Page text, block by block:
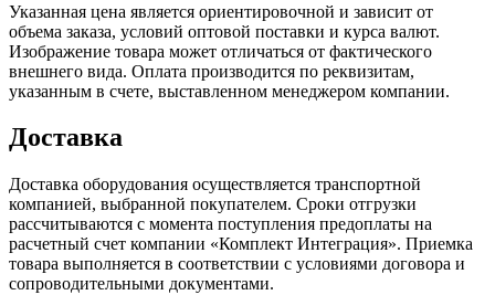
Указанная цена является ориентировочной и зависит от
объема заказа, условий оптовой поставки и курса валют.
Изображение товара может отличаться от фактического
внешнего вида. Оплата производится по реквизитам,
указанным в счете, выставленном менеджером компании.
Доставка
Доставка оборудования осуществляется транспортной
компанией, выбранной покупателем. Сроки отгрузки
рассчитываются с момента поступления предоплаты на
расчетный счет компании «Комплект Интеграция». Приемка
товара выполняется в соответствии с условиями договора и
сопроводительными документами.